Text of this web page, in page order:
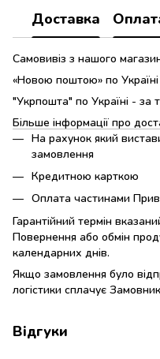
Доставка
Самовивіз з нашого
«Новою поштою» по
"Укрпошта" по Україні - за
Більше інформації про
На рахунок який
замовлення
Кредитною карткою
Оплата частинами
Гарантійний термін
Повернення або обмін
календарних днів.
Якщо замовлення було
логістики сплачує
Відгуки